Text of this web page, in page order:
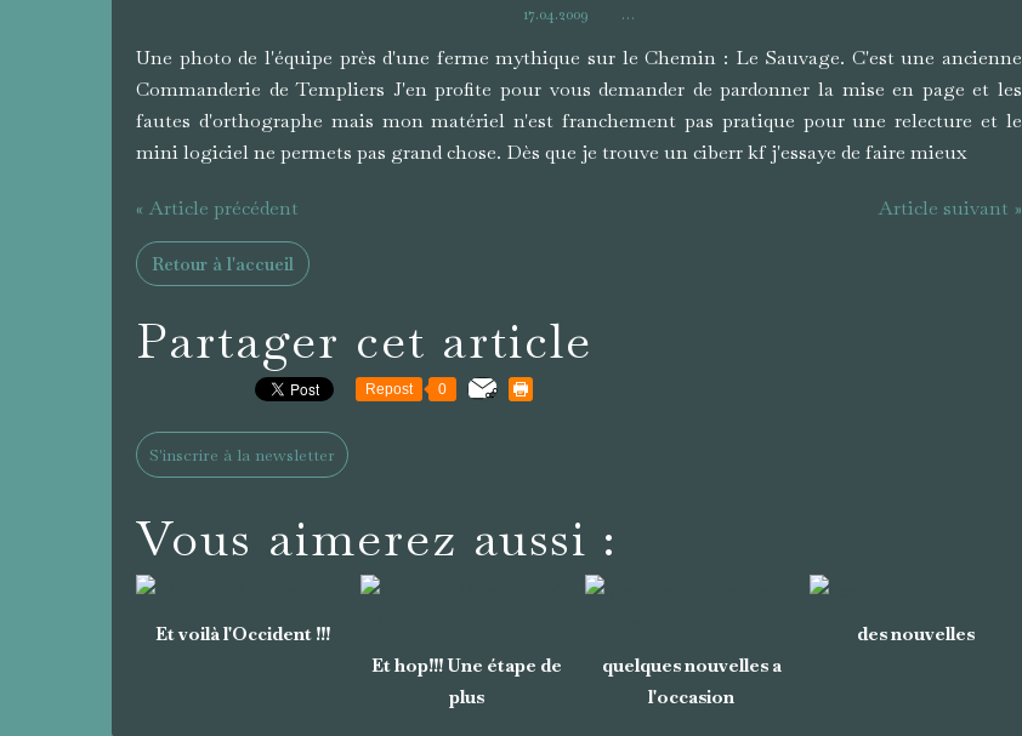
17.04.2009 …
Une photo de l'équipe près d'une ferme mythique sur le Chemin : Le Sauvage. C'est une ancienne
Commanderie de Templiers J'en profite pour vous demander de pardonner la mise en page et les
fautes d'orthographe mais mon matériel n'est franchement pas pratique pour une relecture et le
mini logiciel ne permets pas grand chose. Dès que je trouve un ciberr kf j'essaye de faire mieux
« Article précédent Article suivant »
Retour à l'accueil
Partager cet article
Repost 0
S'inscrire à la newsletter
Vous aimerez aussi :
Et voilà l'Occident !!!
Et hop!!! Une étape de
plus
quelques nouvelles a
l'occasion
des nouvelles